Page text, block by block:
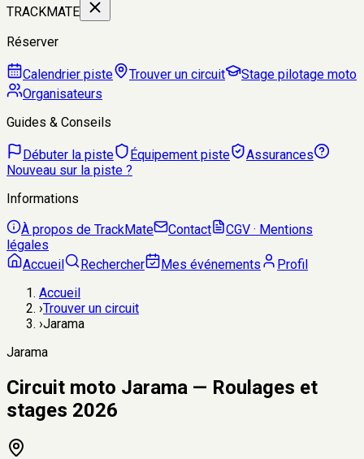
TRACKMATE
Réserver
Calendrier piste Trouver un circuit
Stage pilotage moto
Organisateurs
Guides & Conseils
Débuter la piste Équipement piste
Assurances
Nouveau sur la piste ?
Informations
À propos de TrackMate
Contact
CGV · Mentions
légales
Accueil
Rechercher Mes événements
Profil
Accueil
›Trouver un circuit
›Jarama
Jarama
Circuit moto Jarama — Roulages et
stages 2026